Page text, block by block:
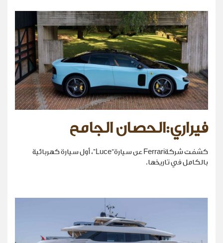
فيراري:الحصان الجامح
كشفت شركةFerrari عن سيارة“Luce”، أول سيارة كهربائية
بالكامل في تاريخها.